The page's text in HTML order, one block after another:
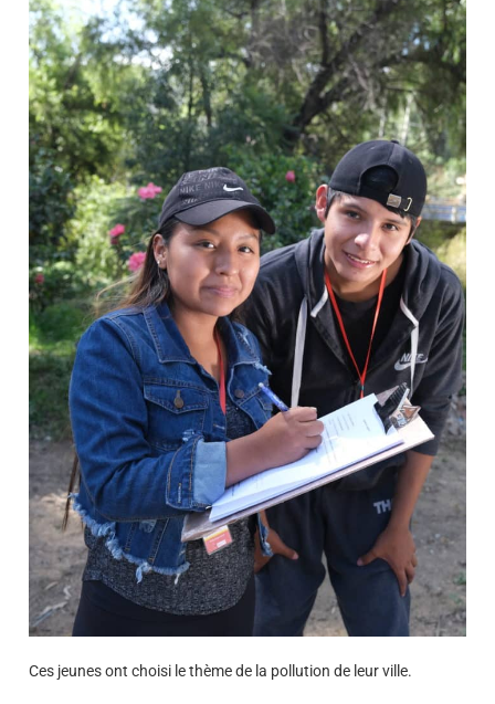
Ces jeunes ont choisi le thème de la pollution de leur ville.